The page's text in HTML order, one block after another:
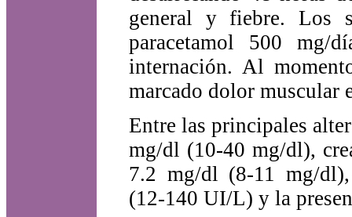
general y fiebre. Los
paracetamol 500 mg/
internación. Al
marcado dolor muscular
Entre las principales
mg/dl (10-40 mg/dl),
7.2 mg/dl (8-11 mg/
(12-140 UI/L) y la